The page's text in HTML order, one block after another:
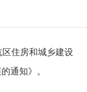
住房和城乡建设
通知》。